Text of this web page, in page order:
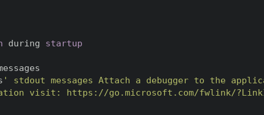
during startup
' stdout messages Attach a debugger to the
visit: https://go.microsoft.com/fwlink/